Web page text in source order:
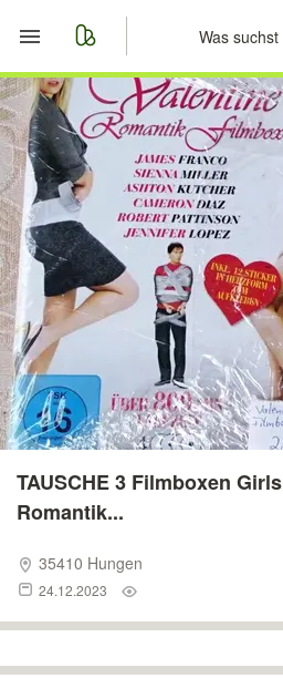
Start
Merkliste
Nachrichten
Anzeige aufgeben
TAUSCHE 3 Filmboxen
Romantik...
35410 Hungen
24.12.2023